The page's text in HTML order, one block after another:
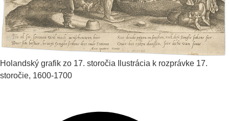
Holandský grafik zo 17. storočia Ilustrácia k rozprávke 17.
storočie, 1600-1700